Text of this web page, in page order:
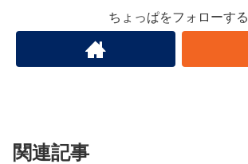
ちょっぱをフォローする
関連記事